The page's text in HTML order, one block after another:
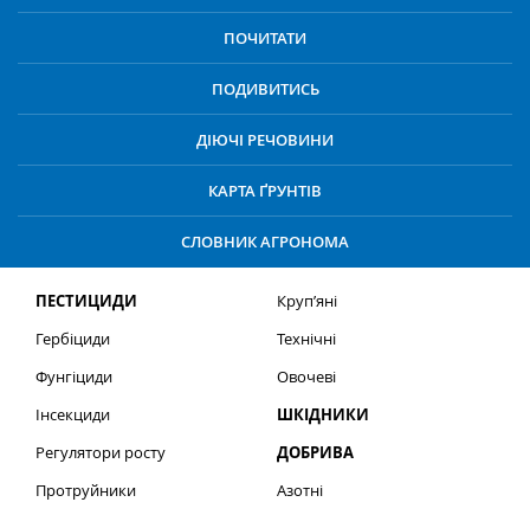
ПОЧИТАТИ
ПОДИВИТИСЬ
ДІЮЧІ РЕЧОВИНИ
КАРТА ҐРУНТІВ
СЛОВНИК АГРОНОМА
ПЕСТИЦИДИ
Гербіциди
Фунгіциди
Інсекциди
Регулятори росту
Протруйники
Круп’яні
Технічні
Овочеві
ШКІДНИКИ
ДОБРИВА
Азотні